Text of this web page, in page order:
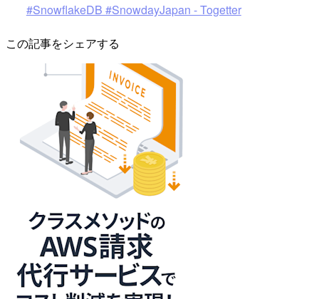
#SnowflakeDB #SnowdayJapan - Togetter
この記事をシェアする